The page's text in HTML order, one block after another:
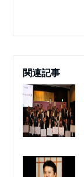
関連記事